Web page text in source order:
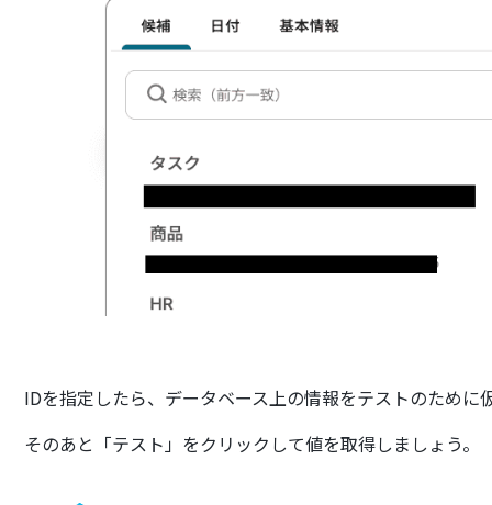
IDを指定したら、データベース上の情報をテストのために
そのあと「テスト」をクリックして値を取得しましょう。